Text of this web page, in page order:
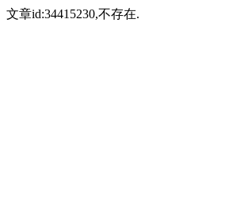
文章id:34415230,不存在.